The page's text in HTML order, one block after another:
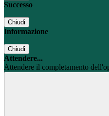
Successo
Chiudi
Informazione
Chiudi
Attendere...
Attendere il completamento